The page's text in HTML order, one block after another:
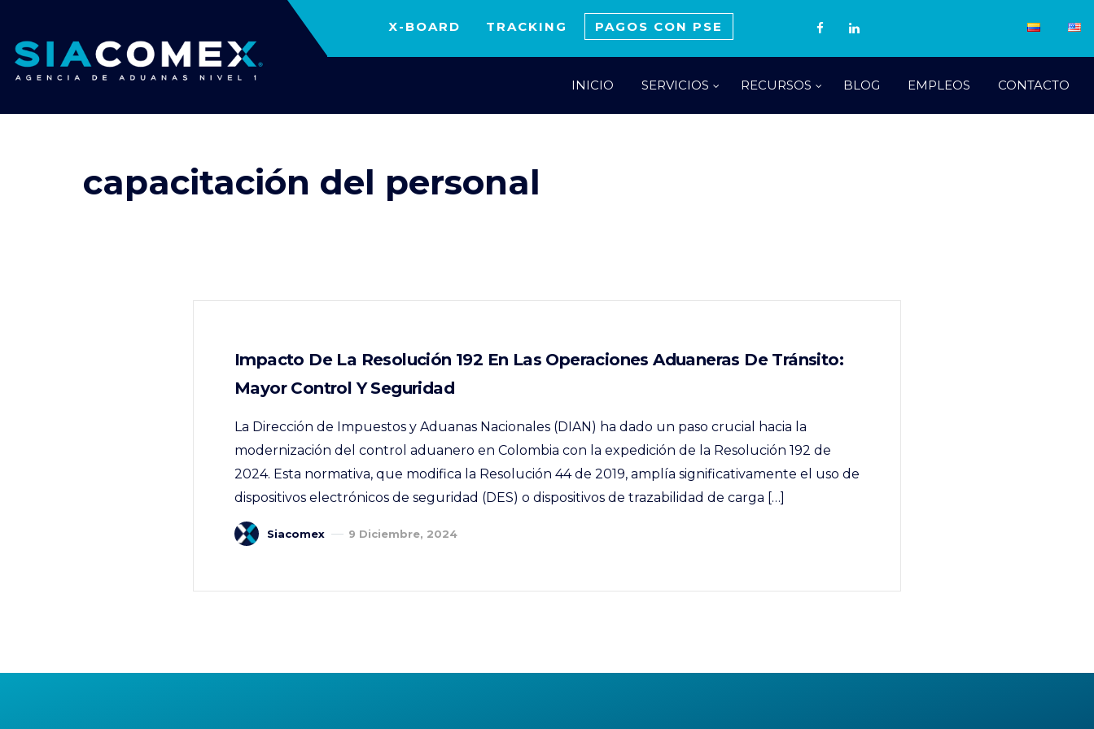
X-BOARD TRACKING PAGOS CON PSE
INICIO SERVICIOS RECURSOS BLOG EMPLEOS CONTACTO
capacitación del personal
Impacto De La Resolución 192 En Las Operaciones Aduaneras De Tránsito:
Mayor Control Y Seguridad
La Dirección de Impuestos y Aduanas Nacionales (DIAN) ha dado un paso crucial hacia la
modernización del control aduanero en Colombia con la expedición de la Resolución 192 de
2024. Esta normativa, que modifica la Resolución 44 de 2019, amplía significativamente el uso de
dispositivos electrónicos de seguridad (DES) o dispositivos de trazabilidad de carga […]
Siacomex 9 Diciembre, 2024